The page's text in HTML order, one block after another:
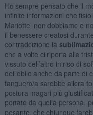
Ho sempre pensato che il
infinite informazioni che
Mariotte, non dobbiamo e
il benessere creatosi
contraddizione la
che a volte ci riporta alla
vissuto dell’altro intriso di
dell’oblio anche da parte di
tanguero/a sarebbe allora
postura magari più
portato da quella persona,
pesante, che chiunque